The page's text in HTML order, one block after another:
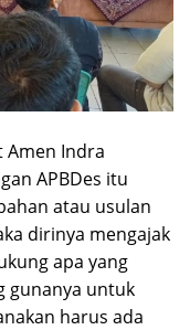
Amen Indra
APBDes itu
atau usulan
dirinya mengajak
apa yang
gunanya untuk
harus ada